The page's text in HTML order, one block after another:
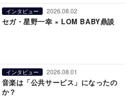
インタビュー 2026.08.02
セガ・星野一幸 × LOM BABY鼎談
インタビュー 2026.08.01
音楽は「公共サービス」になったの
か？